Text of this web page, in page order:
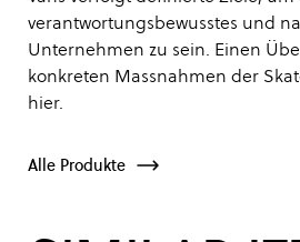
verantwortungsbewusstes und
Unternehmen zu sein. Einen
konkreten Massnahmen der
hier.
Alle Produkte